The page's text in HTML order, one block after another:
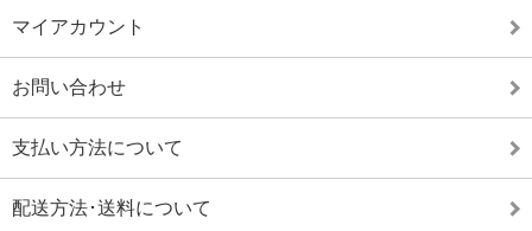
マイアカウント
お問い合わせ
支払い方法について
配送方法･送料について